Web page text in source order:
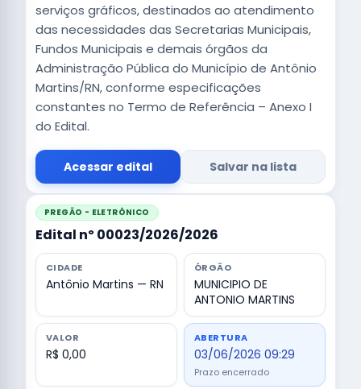
serviços gráficos, destinados ao atendimento
das necessidades das Secretarias Municipais,
Fundos Municipais e demais órgãos da
Administração Pública do Município de Antônio
Martins/RN, conforme especificações
constantes no Termo de Referência – Anexo I
do Edital.
Acessar edital Salvar na lista
PREGÃO - ELETRÔNICO
Edital nº 00023/2026/2026
CIDADE
Antônio Martins — RN
ÓRGÃO
MUNICIPIO DE
ANTONIO MARTINS
VALOR
R$ 0,00
ABERTURA
03/06/2026 09:29
Prazo encerrado